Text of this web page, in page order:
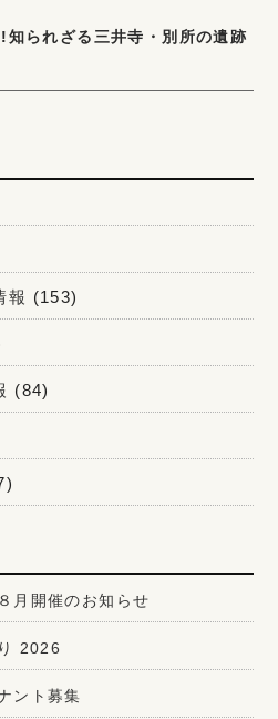
られざる三井寺・別所の遺跡
報 (153)
(84)
月開催のお知らせ
2026
ント募集